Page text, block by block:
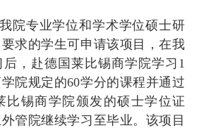
院专业学位和学术学位硕士研
求的学生可申请该项目，在我
，赴德国莱比锡商学院学习 1
院规定的60学分的课程并通过
比锡商学院颁发的硕士学位证
管院继续学习至毕业。该项目